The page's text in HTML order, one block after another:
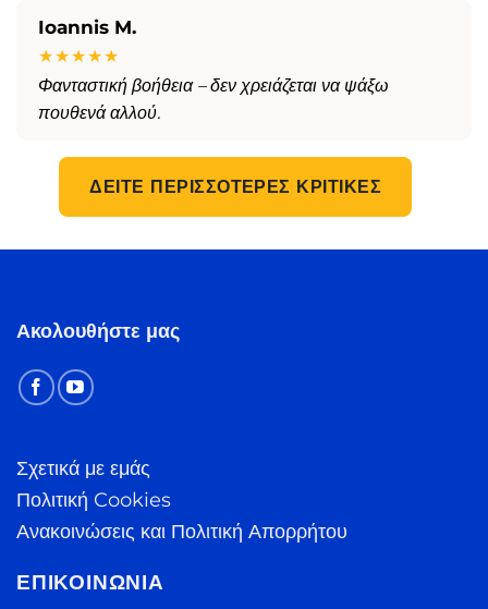
Ioannis M.
★★★★★
Φανταστική βοήθεια – δεν χρειάζεται να ψάξω
πουθενά αλλού.
ΔΕΊΤΕ ΠΕΡΙΣΣΌΤΕΡΕΣ ΚΡΙΤΙΚΈΣ
Ακολουθήστε μας
Σχετικά με εμάς
Πολιτική Cookies
Ανακοινώσεις και Πολιτική Απορρήτου
ΕΠΙΚΟΙΝΩΝΊΑ